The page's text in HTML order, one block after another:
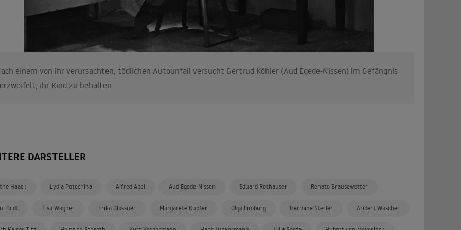
einem von ihr verursachten, tödlichen Autounfall versucht Gertrud Köhler (Aud Egede-Nissen) im Gefängnis
ihr Kind zu behalten
DARSTELLER
Haack Lydia Potechina Alfred Abel Aud Egede-Nissen Eduard Rothauser Renate Brausewetter
Bildt Elsa Wagner Erika Glässner Margarete Kupfer Olga Limburg Hermine Sterler Aribert Wäscher